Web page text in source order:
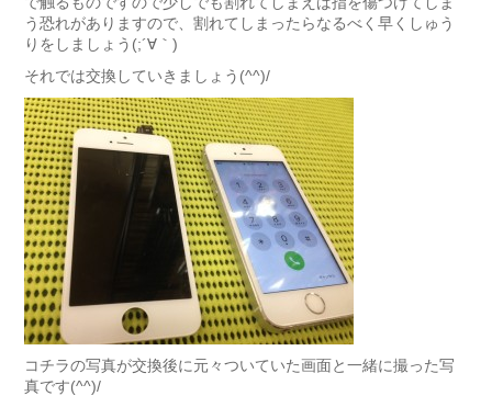
う恐れがありますので、割れてしまったらなるべく早くしゅう
りをしましょう(;´∀｀)
それでは交換していきましょう(^^)/
コチラの写真が交換後に元々ついていた画面と一緒に撮った写
真です(^^)/